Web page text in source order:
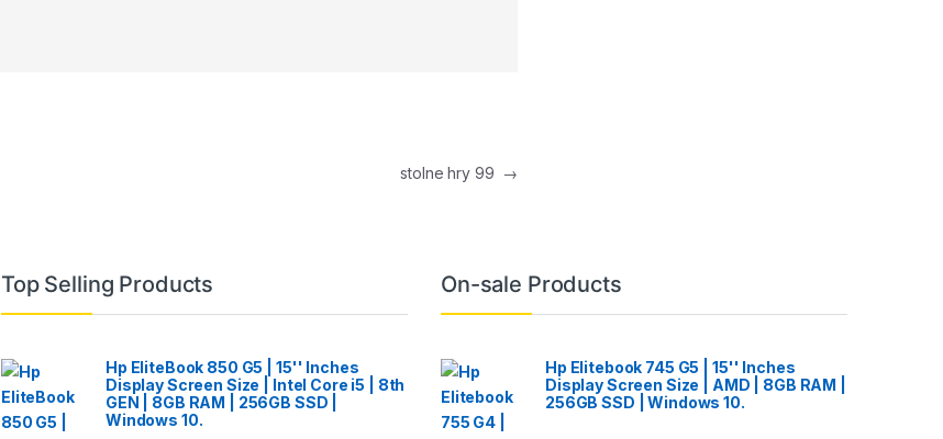
stolne hry 99 →
Top Selling Products
Hp EliteBook 850 G5 | 15'' Inches
Display Screen Size | Intel Core i5 | 8th
GEN | 8GB RAM | 256GB SSD |
Windows 10.
On-sale Products
Hp Elitebook 745 G5 | 15'' Inches
Display Screen Size | AMD | 8GB RAM |
256GB SSD | Windows 10.